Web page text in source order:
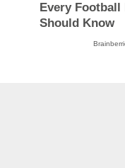
Every Football
Should Know